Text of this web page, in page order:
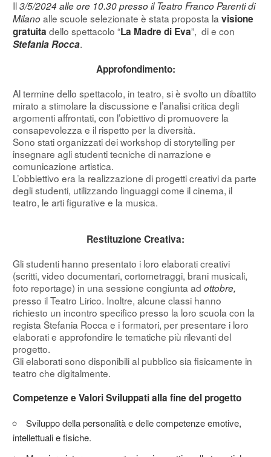
Il3/5/2024 alle ore 10.30 presso il Teatro Franco Parentidi
Milano alle scuole selezionate è stata proposta lavisione
gratuita dello spettacolo “La Madre di Eva”, di e con
Stefania Rocca.
Approfondimento:
Al termine dello spettacolo, in teatro, si è svolto un dibattito
mirato a stimolare la discussione e l’analisi critica degli
argomenti affrontati, con l’obiettivo di promuovere la
consapevolezza e il rispetto per la diversità.
Sono stati organizzati dei workshop di storytelling per
insegnare agli studenti tecniche di narrazione e
comunicazione artistica.
L’obbiettivo era la realizzazione di progetti creativi da parte
degli studenti, utilizzando linguaggi come il cinema, il
teatro, le arti figurative e la musica.
Restituzione Creativa:
Gli studenti hanno presentato i loro elaborati creativi
(scritti, video documentari, cortometraggi, brani musicali,
foto reportage) in una sessione congiunta adottobre,
presso il Teatro Lirico. Inoltre, alcune classi hanno
richiesto un incontro specifico presso la loro scuola con la
regista Stefania Rocca e i formatori, per presentare i loro
elaborati e approfondire le tematiche più rilevanti del
progetto.
Gli elaborati sono disponibili al pubblico sia fisicamente in
teatro che digitalmente.
Competenze e Valori Sviluppati alla fine del progetto
Sviluppo della personalità e delle competenze emotive,
intellettuali e fisiche.